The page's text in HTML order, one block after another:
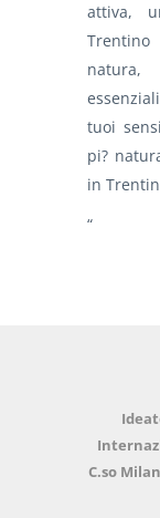
attiva,
natura,
tuoi
pi?
in
“
C.so